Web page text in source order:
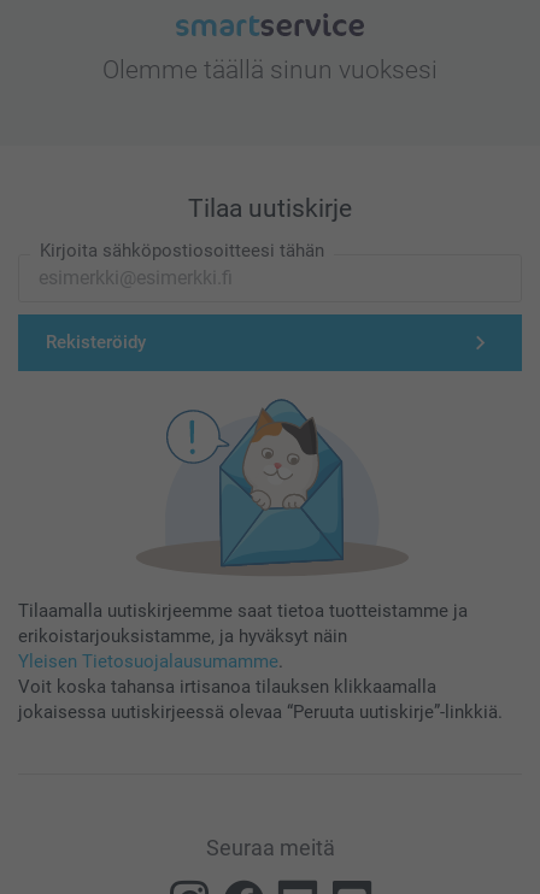
Olemme täällä sinun vuoksesi
Tilaa uutiskirje
Kirjoita sähköpostiosoitteesi tähän
Rekisteröidy
Tilaamalla uutiskirjeemme saat tietoa tuotteistamme ja
erikoistarjouksistamme, ja hyväksyt näin
Yleisen Tietosuojalausumamme.
Voit koska tahansa irtisanoa tilauksen klikkaamalla
jokaisessa uutiskirjeessä olevaa “Peruuta uutiskirje”-linkkiä.
Seuraa meitä